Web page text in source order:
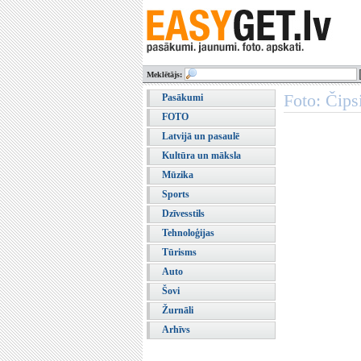
Meklētājs:
Pasākumi
FOTO
Latvijā un pasaulē
Kultūra un māksla
Mūzika
Sports
Dzīvesstils
Tehnoloģijas
Tūrisms
Auto
Šovi
Žurnāli
Arhīvs
Foto: